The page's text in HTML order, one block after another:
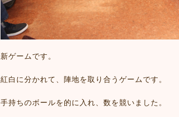
新ゲームです。
紅白に分かれて、陣地を取り合うゲームです。
手持ちのボールを的に入れ、数を競いました。